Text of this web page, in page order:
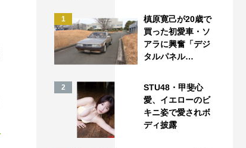
1
槙原寛己が20歳で
買った初愛車・ソ
アラに興奮「デジ
タルパネル…
2
STU48・甲斐心
愛、イエローのビ
キニ姿で愛されボ
ディ披露